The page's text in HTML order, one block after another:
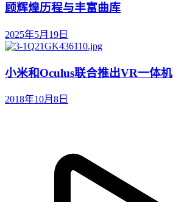
顾辉煌历程与丰富曲库
2025年5月19日
小米和Oculus联合推出VR一体机
2018年10月8日